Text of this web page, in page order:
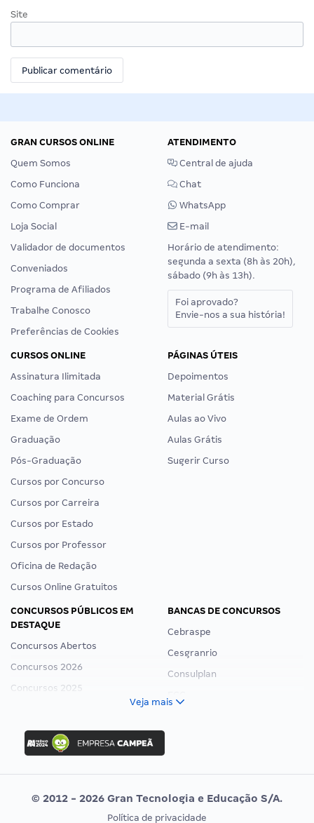
Site
GRAN CURSOS ONLINE
Quem Somos
Como Funciona
Como Comprar
Loja Social
Validador de documentos
Conveniados
Programa de Afiliados
Trabalhe Conosco
Preferências de Cookies
ATENDIMENTO
Central de ajuda
Chat
WhatsApp
E-mail
Horário de atendimento:
segunda a sexta (8h às 20h),
sábado (9h às 13h).
Foi aprovado?
Envie-nos a sua história!
CURSOS ONLINE
Assinatura Ilimitada
Coaching para Concursos
Exame de Ordem
Graduação
Pós-Graduação
Cursos por Concurso
Cursos por Carreira
Cursos por Estado
Cursos por Professor
Oficina de Redação
Cursos Online Gratuitos
PÁGINAS ÚTEIS
Depoimentos
Material Grátis
Aulas ao Vivo
Aulas Grátis
Sugerir Curso
CONCURSOS PÚBLICOS EM
DESTAQUE
Concursos Abertos
Concursos 2026
Concursos 2025
Concurso Ibama
Concurso MPU
Editais publicados
BANCAS DE CONCURSOS
Cebraspe
Cesgranrio
Consulplan
Vunesp
Veja mais
© 2012 - 2026 Gran Tecnologia e Educação S/A.
Política de privacidade